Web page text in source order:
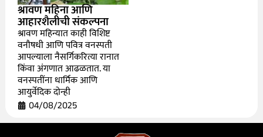
श्रावण महिना आणि
आहारशैलीची संकल्पना
श्रावण महिन्यात काही विशिष्ट
वनौषधी आणि पवित्र वनस्पती
आपल्याला नैसर्गिकरित्या रानात
किंवा अंगणात आढळतात. या
वनस्पतींना धार्मिक आणि
आयुर्वेदिक दोन्ही
04/08/2025